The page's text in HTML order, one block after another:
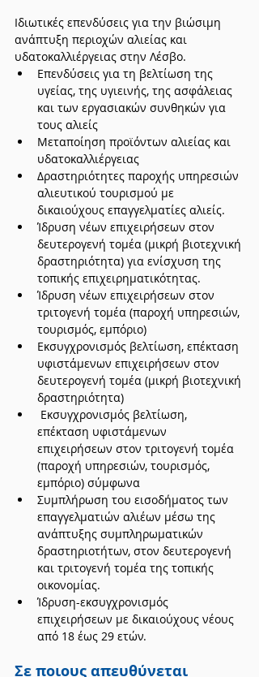
Ιδιωτικές επενδύσεις για την βιώσιμη
ανάπτυξη περιοχών αλιείας και
υδατοκαλλιέργειας στην Λέσβο.
Επενδύσεις για τη βελτίωση της
υγείας, της υγιεινής, της ασφάλειας
και των εργασιακών συνθηκών για
τους αλιείς
Μεταποίηση προϊόντων αλιείας και
υδατοκαλλιέργειας
Δραστηριότητες παροχής υπηρεσιών
αλιευτικού τουρισμού με
δικαιούχους επαγγελματίες αλιείς.
Ίδρυση νέων επιχειρήσεων στον
δευτερογενή τομέα (μικρή βιοτεχνική
δραστηριότητα) για ενίσχυση της
τοπικής επιχειρηματικότητας.
Ίδρυση νέων επιχειρήσεων στον
τριτογενή τομέα (παροχή υπηρεσιών,
τουρισμός, εμπόριο)
Εκσυγχρονισμός βελτίωση, επέκταση
υφιστάμενων επιχειρήσεων στον
δευτερογενή τομέα (μικρή βιοτεχνική
δραστηριότητα)
επέκταση υφιστάμενων
επιχειρήσεων στον τριτογενή τομέα
(παροχή υπηρεσιών, τουρισμός,
εμπόριο) σύμφωνα
Συμπλήρωση του εισοδήματος των
επαγγελματιών αλιέων μέσω της
ανάπτυξης συμπληρωματικών
δραστηριοτήτων, στον δευτερογενή
και τριτογενή τομέα της τοπικής
οικονομίας.
Ίδρυση-εκσυγχρονισμός
επιχειρήσεων με δικαιούχους νέους
από 18 έως 29 ετών.
Σε ποιους απευθύνεται